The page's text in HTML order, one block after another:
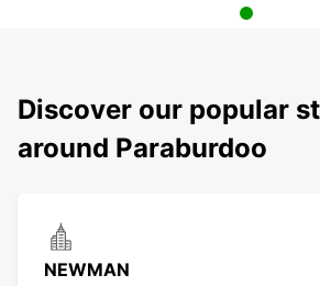
Discover our popular
around Paraburdoo
NEWMAN